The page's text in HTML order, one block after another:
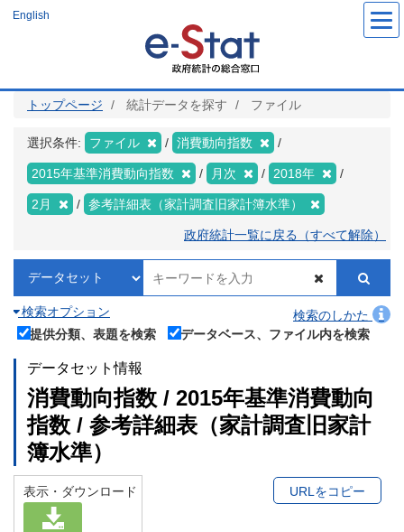
ツ
English
トップページ 統計データを探す ファイル
選択条件: ファイル 消費動向指数
2015年基準消費動向指数 月次 2018年
2月 参考詳細表（家計調査旧家計簿水準）
政府統計一覧に戻る（すべて解除）
検索オプション
検索のしかた
提供分類、表題を検索
データベース、ファイル内を検索
データセット情報
消費動向指数 / 2015年基準消費動向
指数 / 参考詳細表（家計調査旧家計
簿水準）
表示・ダウンロード URLをコピー